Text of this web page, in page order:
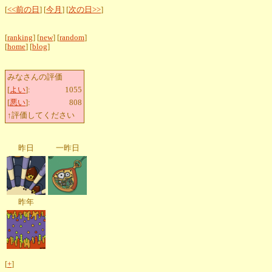
[<<前の日 ] [今月 ] [次の日>>]
[ranking] [new] [random]
[home] [blog]
みなさんの評価
[よい]:
1055
[悪い]:
808
↑評価してください
昨日 一昨日
昨年
[+]